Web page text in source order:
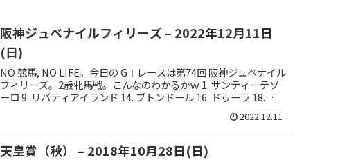
阪神ジュベナイルフィリーズ – 2022年12月11日
(日)
NO 競馬, NO LIFE。今日の GⅠレースは第74回 阪神ジュベナイル
フィリーズ。2歳牝馬戦。こんなのわかるかｗ 1. サンティーテソ
ーロ 9. リバティアイランド 14. ブトンドール 16. ドゥーラ 18. ラ
2022.12.11
天皇賞（秋） – 2018年10月28日(日)